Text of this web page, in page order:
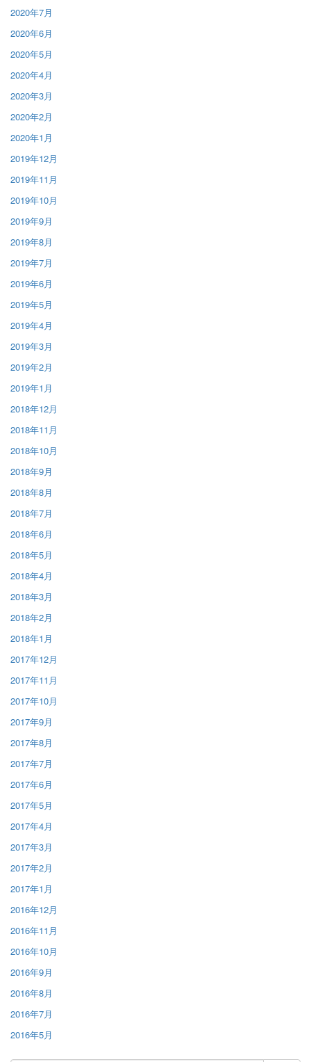
2020年7月
2020年6月
2020年5月
2020年4月
2020年3月
2020年2月
2020年1月
2019年12月
2019年11月
2019年10月
2019年9月
2019年8月
2019年7月
2019年6月
2019年5月
2019年4月
2019年3月
2019年2月
2019年1月
2018年12月
2018年11月
2018年10月
2018年9月
2018年8月
2018年7月
2018年6月
2018年5月
2018年4月
2018年3月
2018年2月
2018年1月
2017年12月
2017年11月
2017年10月
2017年9月
2017年8月
2017年7月
2017年6月
2017年5月
2017年4月
2017年3月
2017年2月
2017年1月
2016年12月
2016年11月
2016年10月
2016年9月
2016年8月
2016年7月
2016年5月